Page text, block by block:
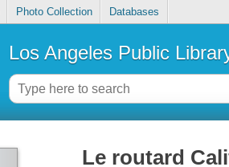
Photo Collection Databases
Los Angeles Public
Le routard